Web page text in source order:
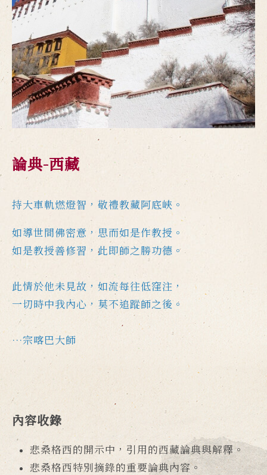
論典-西藏
持大車軌燃燈智，敬禮教藏阿底峽。
如導世間佛密意，思而如是作教授。
如是教授善修習，此即師之勝功德。
此情於他未見故，如流每往低窪注，
一切時中我內心，莫不追蹤師之後。
…宗喀巴大師
內容收錄
悲桑格西的開示中，引用的西藏論典與解釋。
悲桑格西特別摘錄的重要論典內容。